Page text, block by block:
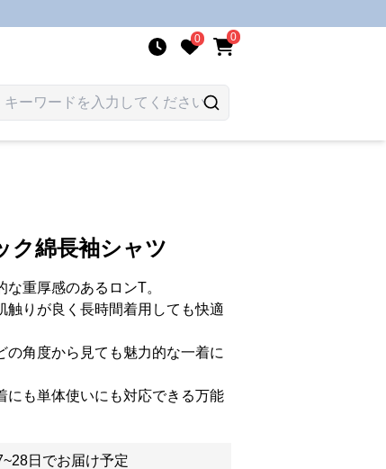
0 0
ク綿長袖シャツ
重厚感のあるロンT。
触りが良く長時間着用しても快適
角度から見ても魅力的な一着に
にも単体使いにも対応できる万能
日でお届け予定